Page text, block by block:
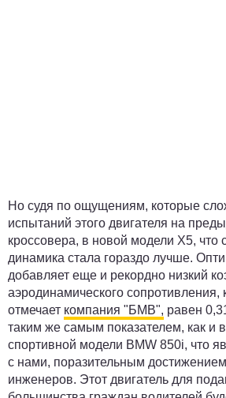
Но судя по ощущениям, которые
испытаний этого двигателя на
кроссовера, в новой модели Х5, что
динамика стала гораздо лучше.
добавляет еще и рекордно низкий
аэродинамического сопротивления,
отмечает компания "БМВ", равен
таким же самым показателем, как и
спортивной модели BMW 850i, что
с нами, поразительным
инженеров. Этот двигатель для